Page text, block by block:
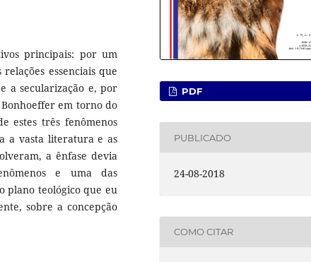
principais: por um
essenciais que
a secularização e, por
em torno do
estes três fenômenos
a vasta literatura e as
a ênfase devia
e uma das
plano teológico que eu
sobre a concepção
PDF
PUBLICADO
24-08-2018
COMO CITAR